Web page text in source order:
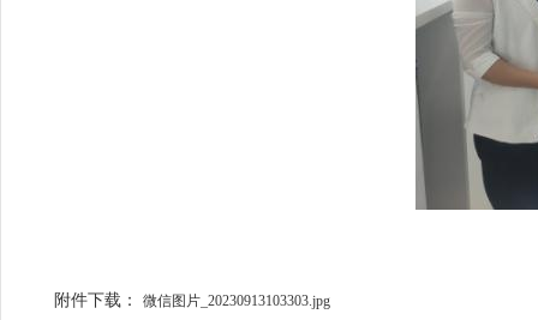
附件下载：微信图片_20230913103303.jpg